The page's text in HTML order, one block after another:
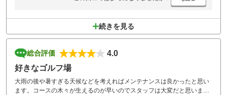
続きを見る
総合評価
4.0
好きなゴルフ場
大雨の後や暑すぎる天候などを考えればメンテナンスは良かったと思い
ます。コースの木々が生えるのが早いのでスタッフは大変だと思いま